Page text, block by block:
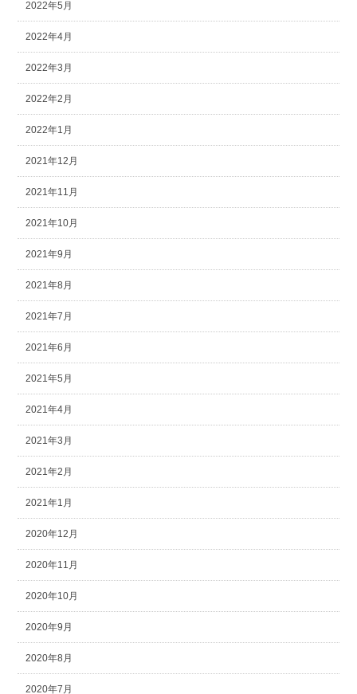
2022年5月
2022年4月
2022年3月
2022年2月
2022年1月
2021年12月
2021年11月
2021年10月
2021年9月
2021年8月
2021年7月
2021年6月
2021年5月
2021年4月
2021年3月
2021年2月
2021年1月
2020年12月
2020年11月
2020年10月
2020年9月
2020年8月
2020年7月